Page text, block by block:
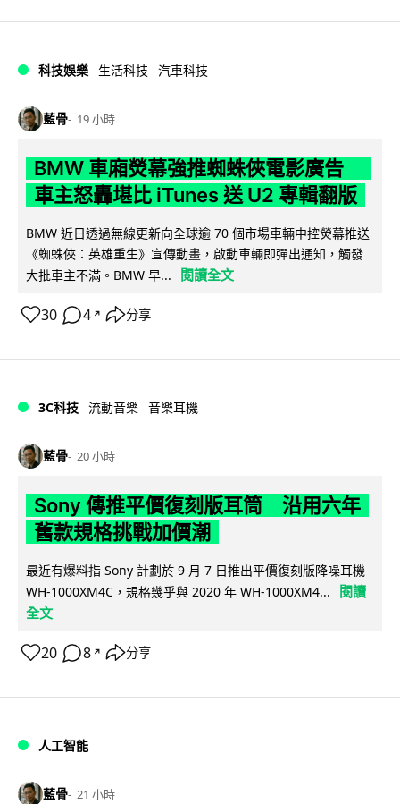
科技娛樂 生活科技 汽車科技
藍骨 19 小時
BMW 車廂熒幕強推蜘蛛俠電影廣告
車主怒轟堪比 iTunes 送 U2 專輯翻版
BMW 近日透過無線更新向全球逾 70 個市場車輛中控熒幕推送
《蜘蛛俠：英雄重生》宣傳動畫，啟動車輛即彈出通知，觸發
大批車主不滿。BMW 早...
閱讀全文
30 4 ↗ 分享
3C科技 流動音樂 音樂耳機
藍骨 20 小時
Sony 傳推平價復刻版耳筒 沿用六年
舊款規格挑戰加價潮
最近有爆料指 Sony 計劃於 9 月 7 日推出平價復刻版降噪耳機
WH-1000XM4C，規格幾乎與 2020 年 WH-1000XM4...
閱讀
全文
20 8 ↗ 分享
人工智能
藍骨 21 小時